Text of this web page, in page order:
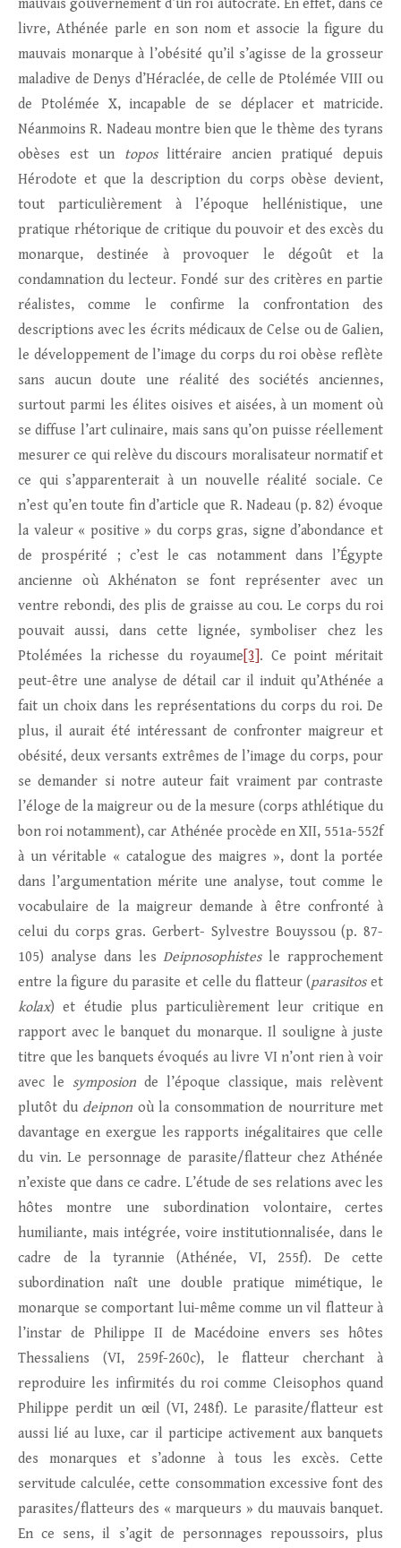
mauvais gouvernement d’un roi autocrate. En effet, dans ce
livre, Athénée parle en son nom et associe la figure du
mauvais monarque à l’obésité qu’il s’agisse de la grosseur
maladive de Denys d’Héraclée, de celle de Ptolémée VIII ou
de Ptolémée X, incapable de se déplacer et matricide.
Néanmoins R. Nadeau montre bien que le thème des tyrans
obèses est un toposlittéraire ancien pratiqué depuis
Hérodote et que la description du corps obèse devient,
tout particulièrement à l’époque hellénistique, une
pratique rhétorique de critique du pouvoir et des excès du
monarque, destinée à provoquer le dégoût et la
condamnation du lecteur. Fondé sur des critères en partie
réalistes, comme le confirme la confrontation des
descriptions avec les écrits médicaux de Celse ou de Galien,
le développement de l’image du corps du roi obèse reflète
sans aucun doute une réalité des sociétés anciennes,
surtout parmi les élites oisives et aisées, à un moment où
se diffuse l’art culinaire, mais sans qu’on puisse réellement
mesurer ce qui relève du discours moralisateur normatif et
ce qui s’apparenterait à un nouvelle réalité sociale. Ce
n’est qu’en toute fin d’article que R. Nadeau (p. 82) évoque
la valeur « positive » du corps gras, signe d’abondance et
de prospérité ; c’est le cas notamment dans l’Égypte
ancienne où Akhénaton se font représenter avec un
ventre rebondi, des plis de graisse au cou. Le corps du roi
pouvait aussi, dans cette lignée, symboliser chez les
Ptolémées la richesse du royaume [3] . Ce point méritait
peut-être une analyse de détail car il induit qu’Athénée a
fait un choix dans les représentations du corps du roi. De
plus, il aurait été intéressant de confronter maigreur et
obésité, deux versants extrêmes de l’image du corps, pour
se demander si notre auteur fait vraiment par contraste
l’éloge de la maigreur ou de la mesure (corps athlétique du
bon roi notamment), car Athénée procède en XII, 551a-552f
à un véritable « catalogue des maigres », dont la portée
dans l’argumentation mérite une analyse, tout comme le
vocabulaire de la maigreur demande à être confronté à
celui du corps gras. Gerbert- Sylvestre Bouyssou (p. 87-
105) analyse dans lesDeipnosophistesle rapprochement
entre la figure du parasite et celle du flatteur (parasitoset
kolax) et étudie plus particulièrement leur critique en
rapport avec le banquet du monarque. Il souligne à juste
titre que les banquets évoqués au livre VI n’ont rien à voir
avec le symposion de l’époque classique, mais relèvent
plutôt du deipnon où la consommation de nourriture met
davantage en exergue les rapports inégalitaires que celle
du vin. Le personnage de parasite/flatteur chez Athénée
n’existe que dans ce cadre. L’étude de ses relations avec les
hôtes montre une subordination volontaire, certes
humiliante, mais intégrée, voire institutionnalisée, dans le
cadre de la tyrannie (Athénée, VI, 255f). De cette
subordination naît une double pratique mimétique, le
monarque se comportant lui-même comme un vil flatteur à
l’instar de Philippe II de Macédoine envers ses hôtes
Thessaliens (VI, 259f-260c), le flatteur cherchant à
reproduire les infirmités du roi comme Cleisophos quand
Philippe perdit un œil (VI, 248f). Le parasite/flatteur est
aussi lié au luxe, car il participe activement aux banquets
des monarques et s’adonne à tous les excès. Cette
servitude calculée, cette consommation excessive font des
parasites/flatteurs des « marqueurs » du mauvais banquet.
En ce sens, il s’agit de personnages repoussoirs, plus